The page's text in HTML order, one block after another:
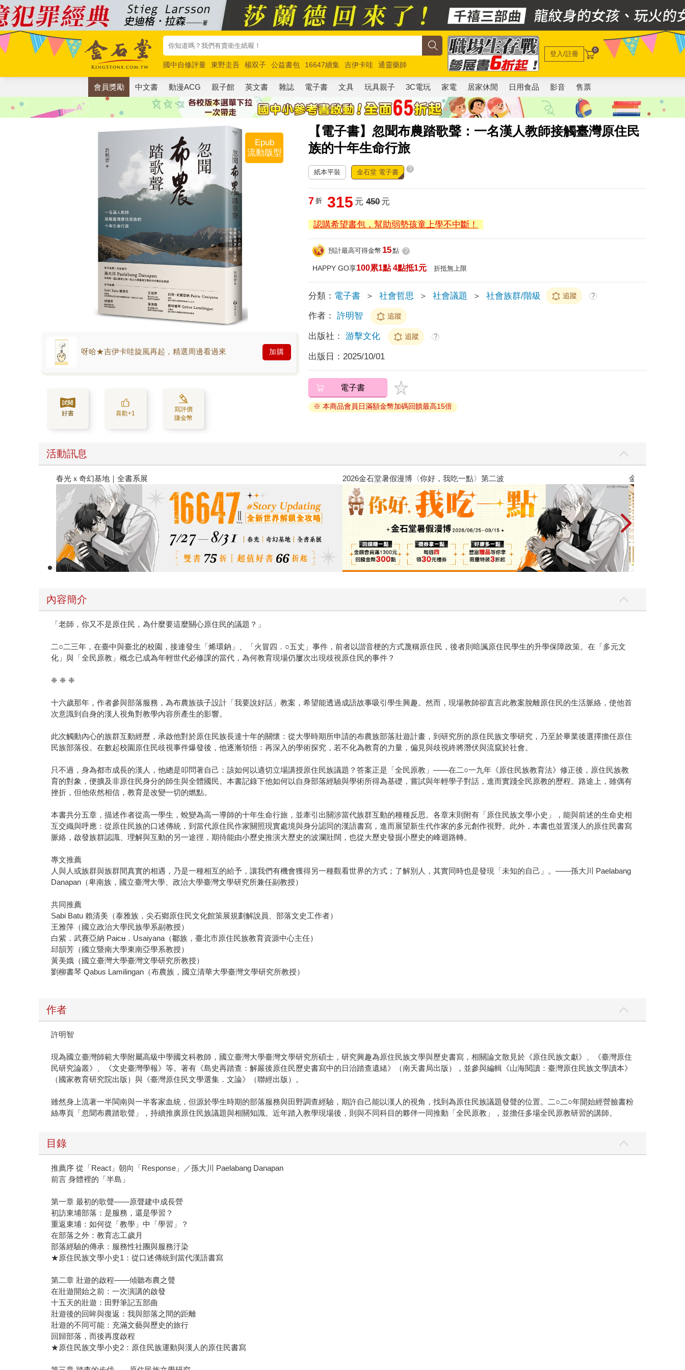
國中自修評量 東野圭吾 楊双子 公益書包 16647續集 吉伊卡哇
通靈藥師
唯紅花綻放
奧德賽 路邊攤新作 馬斯克 玩具總動員5 超慢跑
登入/註冊 0
會員獎勵 中文書 動漫ACG 親子館 英文書 雜誌 電子書 文具 玩具親子 3C電玩 家電 居家休閒 日用食品 影音 售票
【電子書】忽聞布農踏歌聲：一名漢人教師接觸臺灣原住民
族的十年生命行旅
Epub
流動版型
呀哈★吉伊卡哇旋風再起，精選周邊看過來 加購
好書 喜歡+1
寫評價
賺金幣
紙本平裝 金石堂 電子書 ?
7 折 315 元 450元
認購希望書包，幫助弱勢孩童上學不中斷！
預計最高可得金幣 15點 ?
HAPPY GO享100累1點 4點抵1元 折抵無上限
分類： 電子書 ＞ 社會哲思 ＞ 社會議題 ＞ 社會族群/階級 追蹤 ?
作者： 許明智 追蹤
出版社： 游擊文化 追蹤 ?
出版日： 2025/10/01
電子書
※ 本商品會員日滿額金幣加碼回饋最高15倍
活動訊息
春光ｘ奇幻基地｜全書系展 2026金石堂暑假漫博〈你好，我吃一點〉第二波 金石堂2026海
內容簡介
「老師，你又不是原住民，為什麼要這麼關心原住民的議題？」
二○二三年，在臺中與臺北的校園，接連發生「烯環鈉」、「火冒四．○五丈」事件，前者以諧音梗的方式蔑稱原住民，後者則暗諷原住民學生的升學保障政策。在「多元文
化」與「全民原教」概念已成為年輕世代必修課的當代，為何教育現場仍屢次出現歧視原住民的事件？
❈ ❈ ❈
十六歲那年，作者參與部落服務，為布農族孩子設計「我要說好話」教案，希望能透過成語故事吸引學生興趣。然而，現場教師卻直言此教案脫離原住民的生活脈絡，使他首
次意識到自身的漢人視角對教學內容所產生的影響。
此次觸動內心的族群互動經歷，承啟他對於原住民族長達十年的關懷：從大學時期所申請的布農族部落壯遊計畫，到研究所的原住民族文學研究，乃至於畢業後選擇擔任原住
民族部落役。在數起校園原住民歧視事件爆發後，他逐漸領悟：再深入的學術探究，若不化為教育的力量，偏見與歧視終將潛伏與流竄於社會。
只不過，身為都市成長的漢人，他總是叩問著自己：該如何以適切立場講授原住民族議題？答案正是「全民原教」——在二○一九年《原住民族教育法》修正後，原住民族教
育的對象，便擴及非原住民身分的師生與全體國民。本書記錄下他如何以自身部落經驗與學術所得為基礎，嘗試與年輕學子對話，進而實踐全民原教的歷程。路途上，雖偶有
挫折，但他依然相信，教育是改變一切的燃點。
本書共分五章，描述作者從高一學生，蛻變為高一導師的十年生命行旅，並牽引出關涉當代族群互動的種種反思。各章末則附有「原住民族文學小史」，能與前述的生命史相
互交織與呼應：從原住民族的口述傳統，到當代原住民作家關照現實處境與身分認同的漢語書寫，進而展望新生代作家的多元創作視野。此外，本書也並置漢人的原住民書寫
脈絡，啟發族群認識、理解與互動的另一途徑，期待能由小歷史推演大歷史的波瀾壯闊，也從大歷史發掘小歷史的峰迴路轉。
專文推薦
人與人或族群與族群間真實的相遇，乃是一種相互的給予，讓我們有機會獲得另一種觀看世界的方式；了解別人，其實同時也是發現「未知的自己」。——孫大川 Paelabang
Danapan（卑南族，國立臺灣大學、政治大學臺灣文學研究所兼任副教授）
共同推薦
Sabi Batu 賴清美（泰雅族，尖石鄉原住民文化館策展規劃解說員、部落文史工作者）
王雅萍（國立政治大學民族學系副教授）
白紫．武賽亞納 Paicʉ．Usaiyana（鄒族，臺北市原住民族教育資源中心主任）
邱韻芳（國立暨南大學東南亞學系教授）
黃美娥（國立臺灣大學臺灣文學研究所教授）
劉柳書琴 Qabus Lamilingan（布農族，國立清華大學臺灣文學研究所教授）
作者
許明智
現為國立臺灣師範大學附屬高級中學國文科教師，國立臺灣大學臺灣文學研究所碩士，研究興趣為原住民族文學與歷史書寫，相關論文散見於《原住民族文獻》、《臺灣原住
民研究論叢》、《文史臺灣學報》等。著有《島史再踏查：解嚴後原住民歷史書寫中的日治踏查遺緒》（南天書局出版），並參與編輯《山海閱讀：臺灣原住民族文學讀本》
（國家教育研究院出版）與《臺灣原住民文學選集．文論》（聯經出版）。
雖然身上流著一半閩南與一半客家血統，但源於學生時期的部落服務與田野調查經驗，期許自己能以漢人的視角，找到為原住民族議題發聲的位置。二○二○年開始經營臉書粉
絲專頁「忽聞布農踏歌聲」，持續推廣原住民族議題與相關知識。近年踏入教學現場後，則與不同科目的夥伴一同推動「全民原教」，並擔任多場全民原教研習的講師。
目錄
推薦序 從「React」朝向「Response」／孫大川 Paelabang Danapan
前言 身體裡的「半島」
第一章 最初的歌聲——原聲建中成長營
初訪東埔部落：是服務，還是學習？
重返東埔：如何從「教學」中「學習」？
在部落之外：教育志工歲月
部落經驗的傳承：服務性社團與服務汙染
★原住民族文學小史1：從口述傳統到當代漢語書寫
第二章 壯遊的啟程——傾聽布農之聲
在壯遊開始之前：一次演講的啟發
十五天的壯遊：田野筆記五部曲
壯遊後的回眸與復返：我與部落之間的距離
壯遊的不同可能：充滿文藝與歷史的旅行
回歸部落，而後再度啟程
★原住民族文學小史2：原住民族運動與漢人的原住民書寫